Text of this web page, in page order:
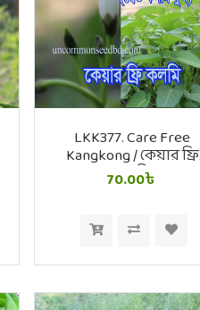
LKK377. Care Free
Kangkong / কেয়ার ফ্রি
কলমি
70.00৳